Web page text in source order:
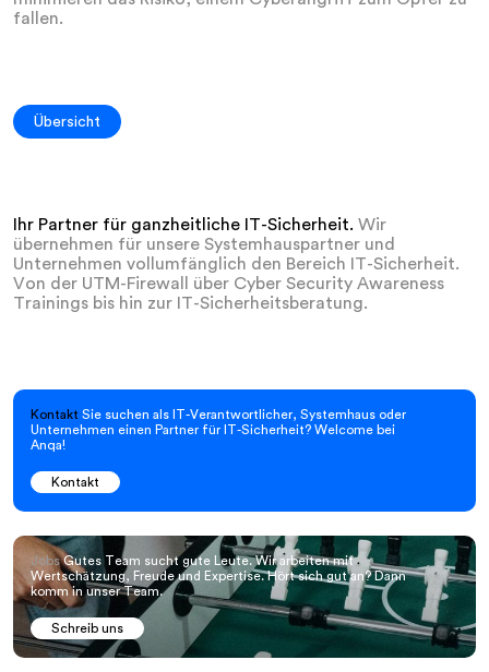
fallen.
Übersicht
Ihr Partner für ganzheitliche IT-Sicherheit. Wir
übernehmen für unsere Systemhauspartner und
Unternehmen vollumfänglich den Bereich IT-Sicherheit.
Von der UTM-Firewall über Cyber Security Awareness
Trainings bis hin zur IT-Sicherheitsberatung.
Kontakt
Kontakt Sie suchen als IT-Verantwortlicher, Systemhaus oder
Unternehmen einen Partner für IT-Sicherheit? Welcome bei
Anqa!
Schreib uns
JobsGutes Team sucht gute Leute. Wir arbeiten mit
Wertschätzung, Freude und Expertise. Hört sich gut an? Dann
komm in unser Team.